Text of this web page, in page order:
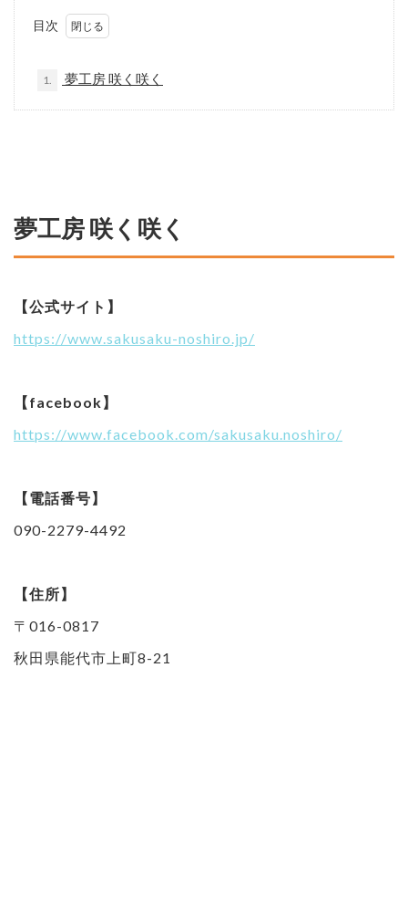
目次
1. 夢工房 咲く咲く
夢工房 咲く咲く
【公式サイト】
https://www.sakusaku-noshiro.jp/
【facebook】
https://www.facebook.com/sakusaku.noshiro/
【電話番号】
090-2279-4492
【住所】
〒016-0817
秋田県能代市上町8-21